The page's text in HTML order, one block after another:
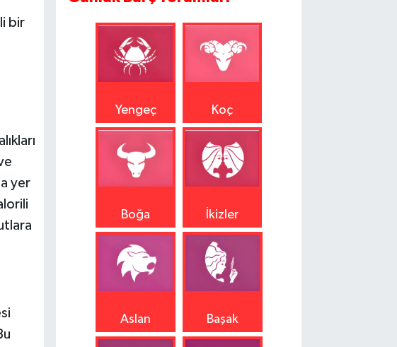
bir
yer
Yengeç Koç
Boğa İkizler
Aslan Başak